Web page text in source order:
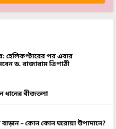
হেলিকপ্টারের পর এবার
ড. রাজারাম ত্রিপাঠী
ধানের বীজতলা
বাড়ান – কোন কোন ঘরোয়া উপাদানে?